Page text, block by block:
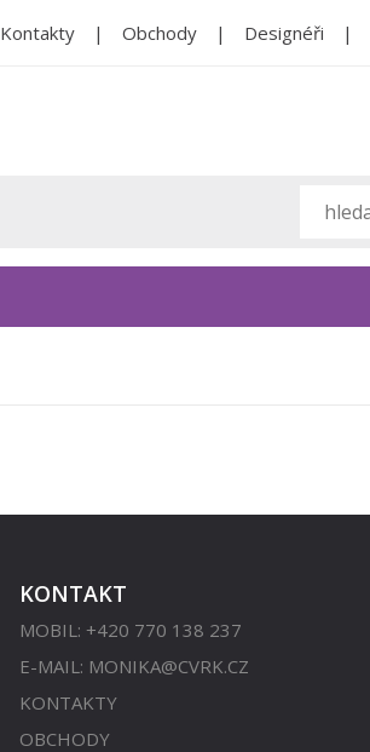
Kontakty Obchody Designéři
KONTAKT
MOBIL: +420 770 138 237
E-MAIL: MONIKA@CVRK.CZ
KONTAKTY
OBCHODY